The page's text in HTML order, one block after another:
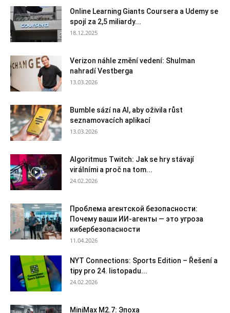
Online Learning Giants Coursera a Udemy se
spojí za 2,5 miliardy...
18.12.2025
Verizon náhle změní vedení: Shulman
nahradí Vestberga
13.03.2026
Bumble sází na AI, aby oživila růst
seznamovacích aplikací
13.03.2026
Algoritmus Twitch: Jak se hry stávají
virálními a proč na tom...
24.02.2026
Проблема агентской безопасности:
Почему ваши ИИ-агенты — это угроза
кибербезопасности
11.04.2026
NYT Connections: Sports Edition – Řešení a
tipy pro 24. listopadu...
24.02.2026
MiniMax M2.7: Эпоха